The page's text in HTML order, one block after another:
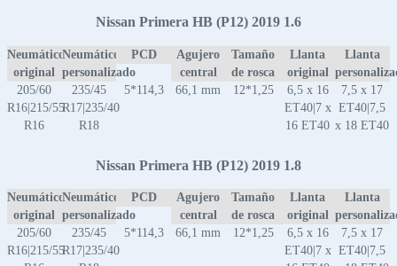
Nissan Primera HB (P12) 2019 1.6
Neumático
original
Neumático
personalizado
PCD
Agujero
central
Tamaño
de rosca
Llanta
original
Llanta
205/60
R16|215/55
R16
235/45
R17|235/40
R18
5*114,3 66,1 mm 12*1,25
6,5 x 16
ET40|7 x
16 ET40
7,5 x 17
ET40|7,5
x 18 ET40
Nissan Primera HB (P12) 2019 1.8
Neumático
original
Neumático
personalizado
PCD
Agujero
central
Tamaño
de rosca
Llanta
original
Llanta
205/60
R16|215/55
235/45
R17|235/40
5*114,3 66,1 mm 12*1,25
6,5 x 16
ET40|7 x
7,5 x 17
ET40|7,5